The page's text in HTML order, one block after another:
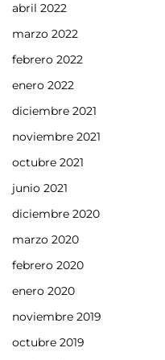
abril 2022
marzo 2022
febrero 2022
enero 2022
diciembre 2021
noviembre 2021
octubre 2021
junio 2021
diciembre 2020
marzo 2020
febrero 2020
enero 2020
noviembre 2019
octubre 2019